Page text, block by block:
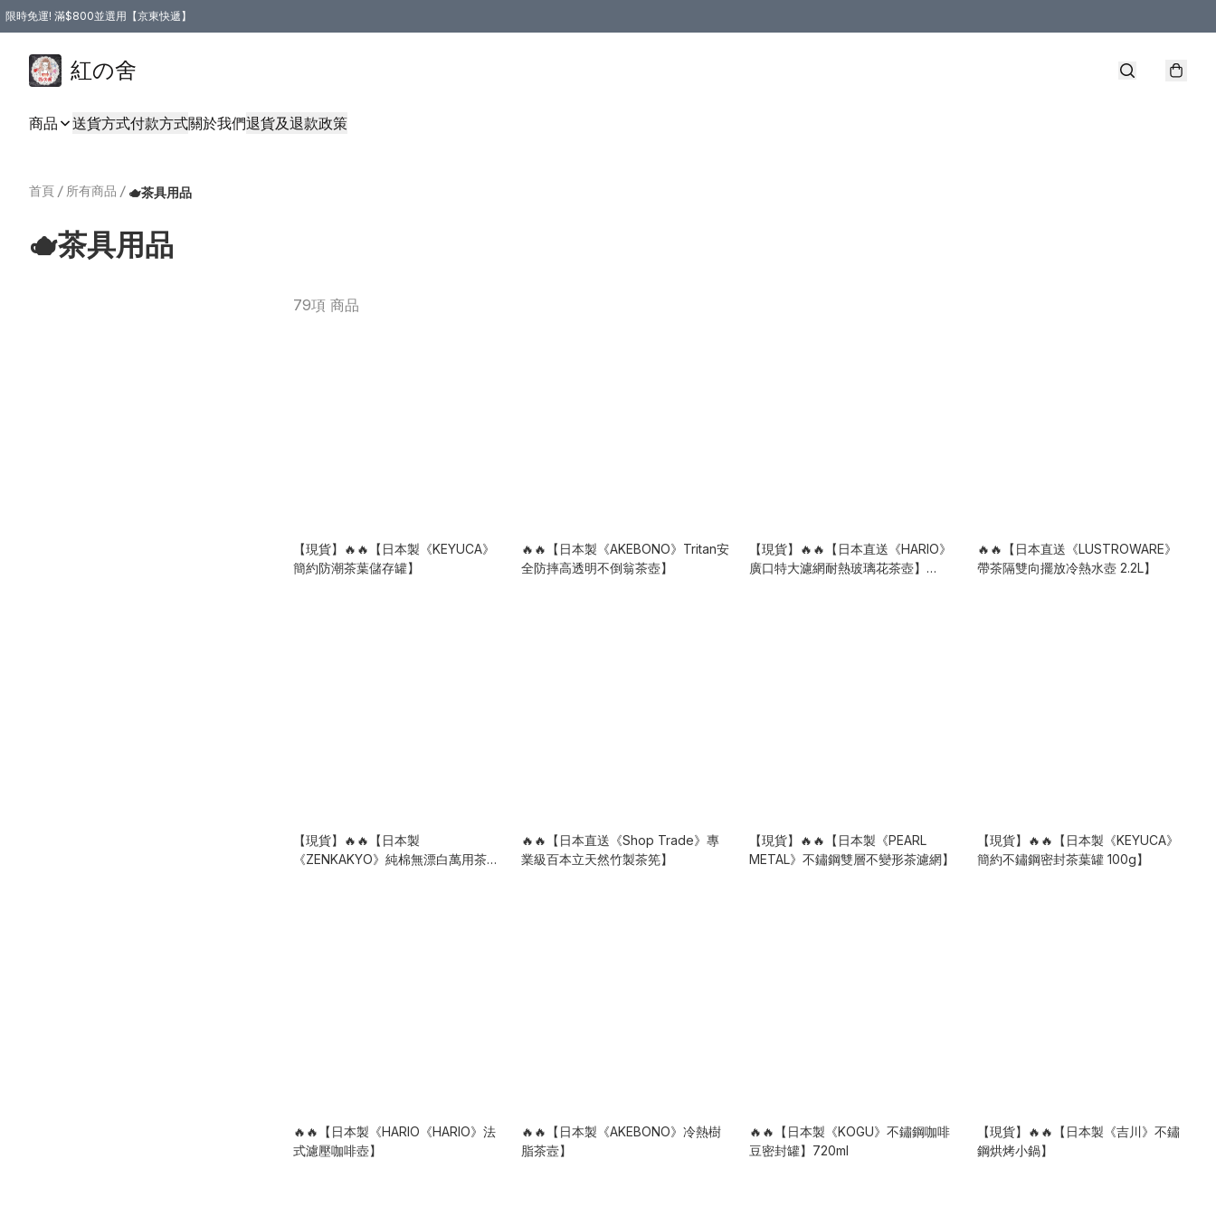
限時免運! 滿$800並選用【京東快遞】
紅の舍
商品 送貨方式付款方式關於我們退貨及退款政策
首頁 / 所有商品 / 🫖茶具用品
🫖茶具用品
79項 商品
【現貨】🔥🔥【日本製《KEYUCA》
簡約防潮茶葉儲存罐】
🔥🔥【日本製《AKEBONO》Tritan安
全防摔高透明不倒翁茶壺】
【現貨】🔥🔥【日本直送《HARIO》
廣口特大濾網耐熱玻璃花茶壺】
🔥🔥【日本直送《LUSTROWARE》
帶茶隔雙向擺放冷熱水壺 2.2L】
【現貨】🔥🔥【日本製
《ZENKAKYO》純棉無漂白萬用茶包
🔥🔥【日本直送《Shop Trade》專
業級百本立天然竹製茶筅】
【現貨】🔥🔥【日本製《PEARL
METAL》不鏽鋼雙層不變形茶濾網】
【現貨】🔥🔥【日本製《KEYUCA》
簡約不鏽鋼密封茶葉罐 100g】
🔥🔥【日本製《HARIO《HARIO》法
式濾壓咖啡壺】
🔥🔥【日本製《AKEBONO》冷熱樹
脂茶壼】
🔥🔥【日本製《KOGU》不鏽鋼咖啡
豆密封罐】720ml
【現貨】🔥🔥【日本製《吉川》不鏽
鋼烘烤小鍋】